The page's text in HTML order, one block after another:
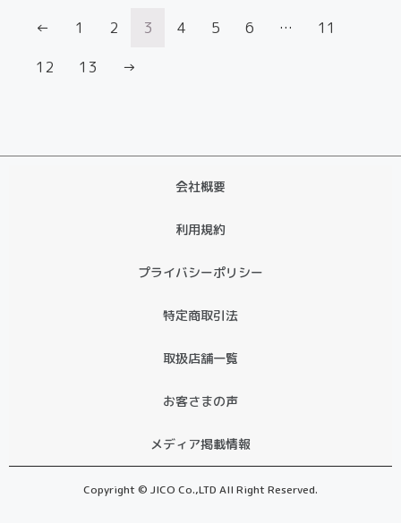
← 1 2 3 4 5 6 …
11
12
13 →
会社概要
利用規約
プライバシーポリシー
特定商取引法
取扱店舗一覧
お客さまの声
メディア掲載情報
Copyright © JICO Co.,LTD All Right Reserved.